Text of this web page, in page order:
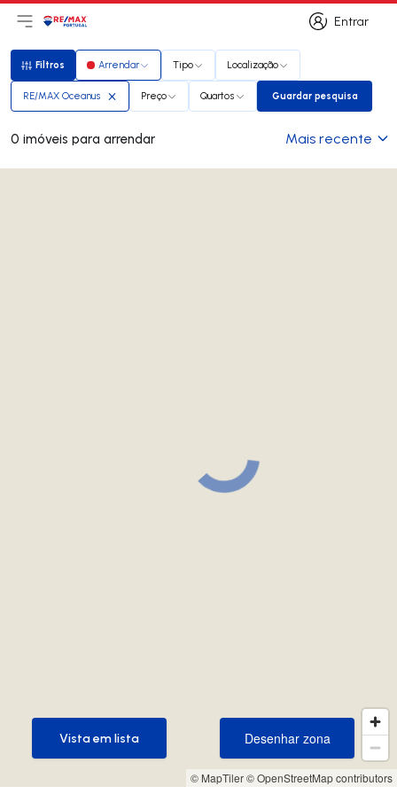
Entrar
Entrar
Abri menu principal
LogoIr para página inicial
Filtros
Filtros Arrendar Tipo Localização
RE/MAX Oceanus Preço Quartos Guardar
Guardar pesquisa
0 imóveis para arrendar Mais recente
© MapTiler© OpenStreetMap contributors
Desenhar zona
Desenhar zona
Vista em lista
Vista em lista